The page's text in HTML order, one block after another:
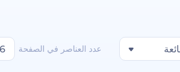
عدد العناصر في الصفحة